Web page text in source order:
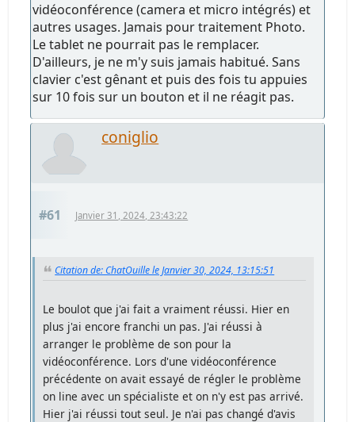
vidéoconférence (camera et micro intégrés) et
autres usages. Jamais pour traitement Photo.
Le tablet ne pourrait pas le remplacer.
D'ailleurs, je ne m'y suis jamais habitué. Sans
clavier c'est gênant et puis des fois tu appuies
sur 10 fois sur un bouton et il ne réagit pas.
coniglio
#61 Janvier 31, 2024, 23:43:22
Citation de: ChatOuille le Janvier 30, 2024, 13:15:51
Le boulot que j'ai fait a vraiment réussi. Hier en
plus j'ai encore franchi un pas. J'ai réussi à
arranger le problème de son pour la
vidéoconférence. Lors d'une vidéoconférence
précédente on avait essayé de régler le problème
on line avec un spécialiste et on n'y est pas arrivé.
Hier j'ai réussi tout seul. Je n'ai pas changé d'avis